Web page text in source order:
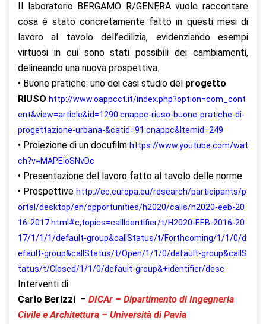
Il laboratorio BERGAMO R/GENERA vuole raccontare
cosa è stato concretamente fatto in questi mesi di
lavoro al tavolo dell’edilizia, evidenziando esempi
virtuosi in cui sono stati possibili dei cambiamenti,
delineando una nuova prospettiva.
• Buone pratiche: uno dei casi studio del progetto
RIUSO http://www.oappcct.it/index.php?option=com_cont
ent&view=article&id=1290:cnappc-riuso-buone-pratiche-di-
progettazione-urbana-&catid=91:cnappc&Itemid=249
• Proiezione di un docufilm https://www.youtube.com/wat
ch?v=MAPEioSNvDc
• Presentazione del lavoro fatto al tavolo delle norme
• Prospettive http://ec.europa.eu/research/participants/p
ortal/desktop/en/opportunities/h2020/calls/h2020-eeb-20
16-2017.html#c,topics=callIdentifier/t/H2020-EEB-2016-20
17/1/1/1/default-group&callStatus/t/Forthcoming/1/1/0/d
efault-group&callStatus/t/Open/1/1/0/default-group&callS
tatus/t/Closed/1/1/0/default-group&+identifier/desc
Interventi di:
Carlo Berizzi – DICAr – Dipartimento di Ingegneria
Civile e Architettura – Università di Pavia